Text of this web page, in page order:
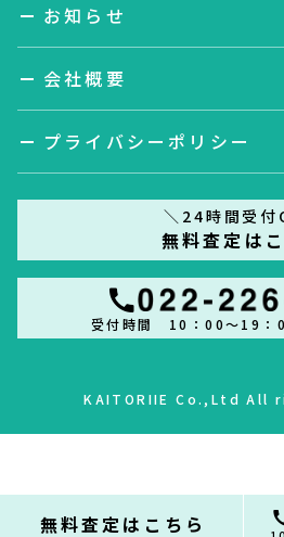
お知らせ
会社概要
プライバシーポリシー
＼24時間受付
無料査定は
受付時間 10：00～19：
KAITORIIE Co.,Ltd All
無料査定はこちら